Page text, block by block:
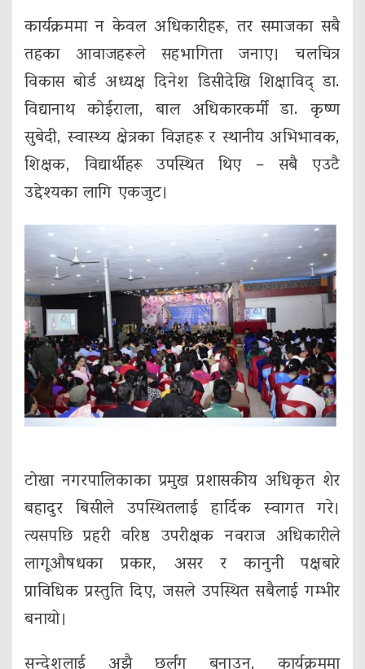
कार्यक्रममा न केवल अधिकारीहरू, तर समाजका सबै
तहका आवाजहरूले सहभागिता जनाए। चलचित्र
विकास बोर्ड अध्यक्ष दिनेश डिसीदेखि शिक्षाविद् डा.
विद्यानाथ कोईराला, बाल अधिकारकर्मी डा. कृष्ण
सुबेदी, स्वास्थ्य क्षेत्रका विज्ञहरू र स्थानीय अभिभावक,
शिक्षक, विद्यार्थीहरू उपस्थित थिए – सबै एउटै
उद्देश्यका लागि एकजुट।
टोखा नगरपालिकाका प्रमुख प्रशासकीय अधिकृत शेर
बहादुर बिसीले उपस्थितलाई हार्दिक स्वागत गरे।
त्यसपछि प्रहरी वरिष्ठ उपरीक्षक नवराज अधिकारीले
लागूऔषधका प्रकार, असर र कानुनी पक्षबारे
प्राविधिक प्रस्तुति दिए, जसले उपस्थित सबैलाई गम्भीर
बनायो।